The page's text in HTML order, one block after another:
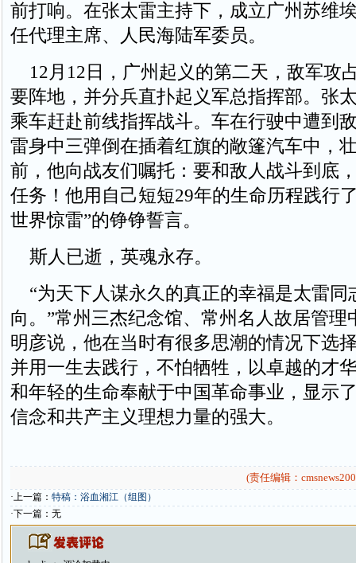
前打响。在张太雷主持下，成立广州苏维
任代理主席、人民海陆军委员。
12月12日，广州起义的第二天，敌军攻
要阵地，并分兵直扑起义军总指挥部。张
乘车赶赴前线指挥战斗。车在行驶中遭到
雷身中三弹倒在插着红旗的敞篷汽车中，
前，他向战友们嘱托：要和敌人战斗到底
任务！他用自己短短29年的生命历程践行
世界惊雷”的铮铮誓言。
斯人已逝，英魂永存。
“为天下人谋永久的真正的幸福是太雷同
向。”常州三杰纪念馆、常州名人故居管理
明彦说，他在当时有很多思潮的情况下选
并用一生去践行，不怕牺牲，以卓越的才
和年轻的生命奉献于中国革命事业，显示
信念和共产主义理想力量的强大。
(责任编辑：
·上一篇： 特稿：浴血湘江（组图）
·下一篇：无